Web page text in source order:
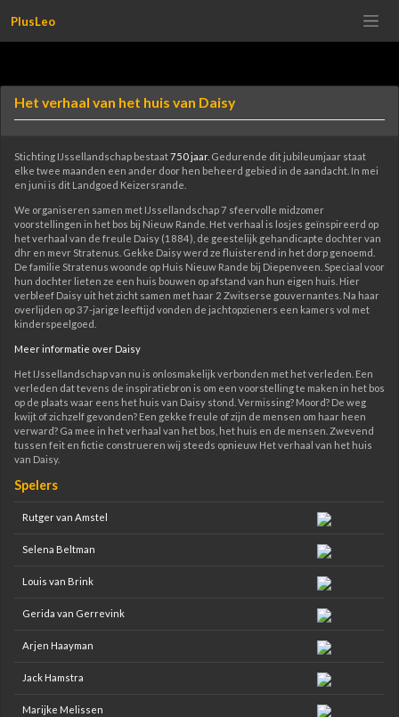
naarPlusLeo
Het verhaal van het huis van Daisy
Stichting IJssellandschap bestaat750 jaar. Gedurende dit jubileumjaar staat
elke twee maanden een ander door hen beheerd gebied in de aandacht. In mei
en juni is dit Landgoed Keizersrande.
We organiseren samen met IJssellandschap 7 sfeervolle midzomer
voorstellingen in het bos bij Nieuw Rande. Het verhaal is losjes geïnspireerd op
het verhaal van de freule Daisy (1884), de geestelijk gehandicapte dochter van
dhr en mevr Stratenus. Gekke Daisy werd ze fluisterend in het dorp genoemd.
De familie Stratenus woonde op Huis Nieuw Rande bij Diepenveen. Speciaal voor
hun dochter lieten ze een huis bouwen op afstand van hun eigen huis. Hier
verbleef Daisy uit het zicht samen met haar 2 Zwitserse gouvernantes. Na haar
overlijden op 37-jarige leeftijd vonden de jachtopzieners een kamers vol met
kinderspeelgoed.
Meer informatie over Daisy
Het IJssellandschap van nu is onlosmakelijk verbonden met het verleden. Een
verleden dat tevens de inspiratiebron is om een voorstelling te maken in het bos
op de plaats waar eens het huis van Daisy stond. Vermissing? Moord? De weg
kwijt of zichzelf gevonden? Een gekke freule of zijn de mensen om haar heen
verward? Ga mee in het verhaal van het bos, het huis en de mensen. Zwevend
tussen feit en fictie construeren wij steeds opnieuw Het verhaal van het huis
van Daisy.
Spelers
Rutger van Amstel
Selena Beltman
Louis van Brink
Gerida van Gerrevink
Arjen Haayman
Jack Hamstra
Marijke Melissen